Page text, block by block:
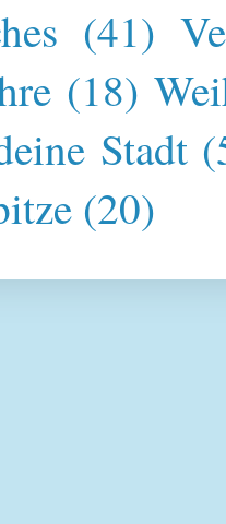
(41)
(18)
Stadt
(20)